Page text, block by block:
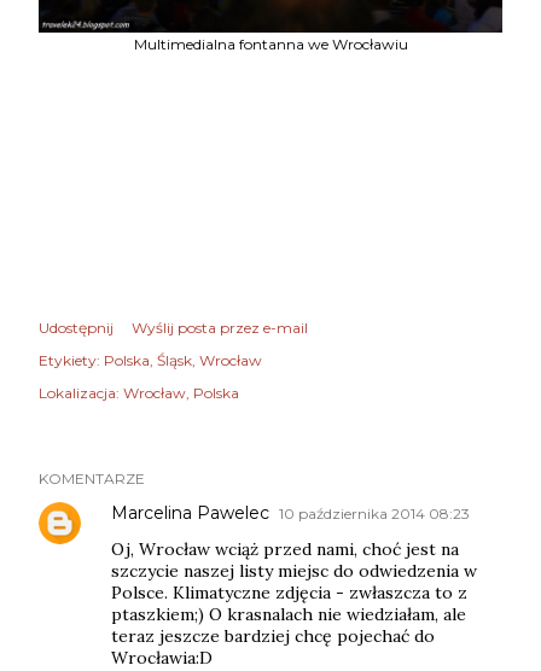
Multimedialna fontanna we Wrocławiu
Udostępnij
Wyślij posta przez e-mail
Etykiety: Polska Śląsk Wrocław
Lokalizacja: Wrocław, Polska
KOMENTARZE
Marcelina Pawelec 10 października 2014 08:23
Oj, Wrocław wciąż przed nami, choć jest na
szczycie naszej listy miejsc do odwiedzenia w
Polsce. Klimatyczne zdjęcia - zwłaszcza to z
ptaszkiem;) O krasnalach nie wiedziałam, ale
teraz jeszcze bardziej chcę pojechać do
Wrocławia:D